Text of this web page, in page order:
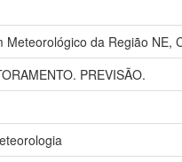
Meteorológico da Região NE,
PREVISÃO.